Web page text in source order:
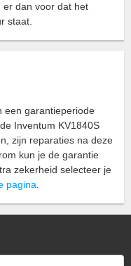
dan voor dat het
staat.
een garantieperiode
Inventum KV1840S
zijn reparaties na deze
kun je de garantie
zekerheid selecteer je
pagina